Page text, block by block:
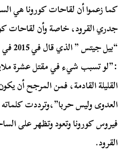
كما زعموا أن لقاحات كورونا هي
جدري القرود، خاصة وأن لقاحات
“بيل
:”لو تسبب شيء في مقتل عشرة
القليلة القادمة، فمن المرجح أن
العدوى وليس حربا”،وترددت
فيروس كورونا وتعود وتظهر على
القرود.